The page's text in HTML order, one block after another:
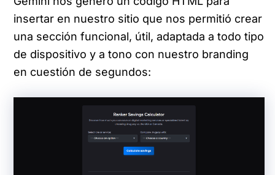
insertar en nuestro sitio que nos permitió crear
una sección funcional, útil, adaptada a todo tipo
de dispositivo y a tono con nuestro branding
en cuestión de segundos: